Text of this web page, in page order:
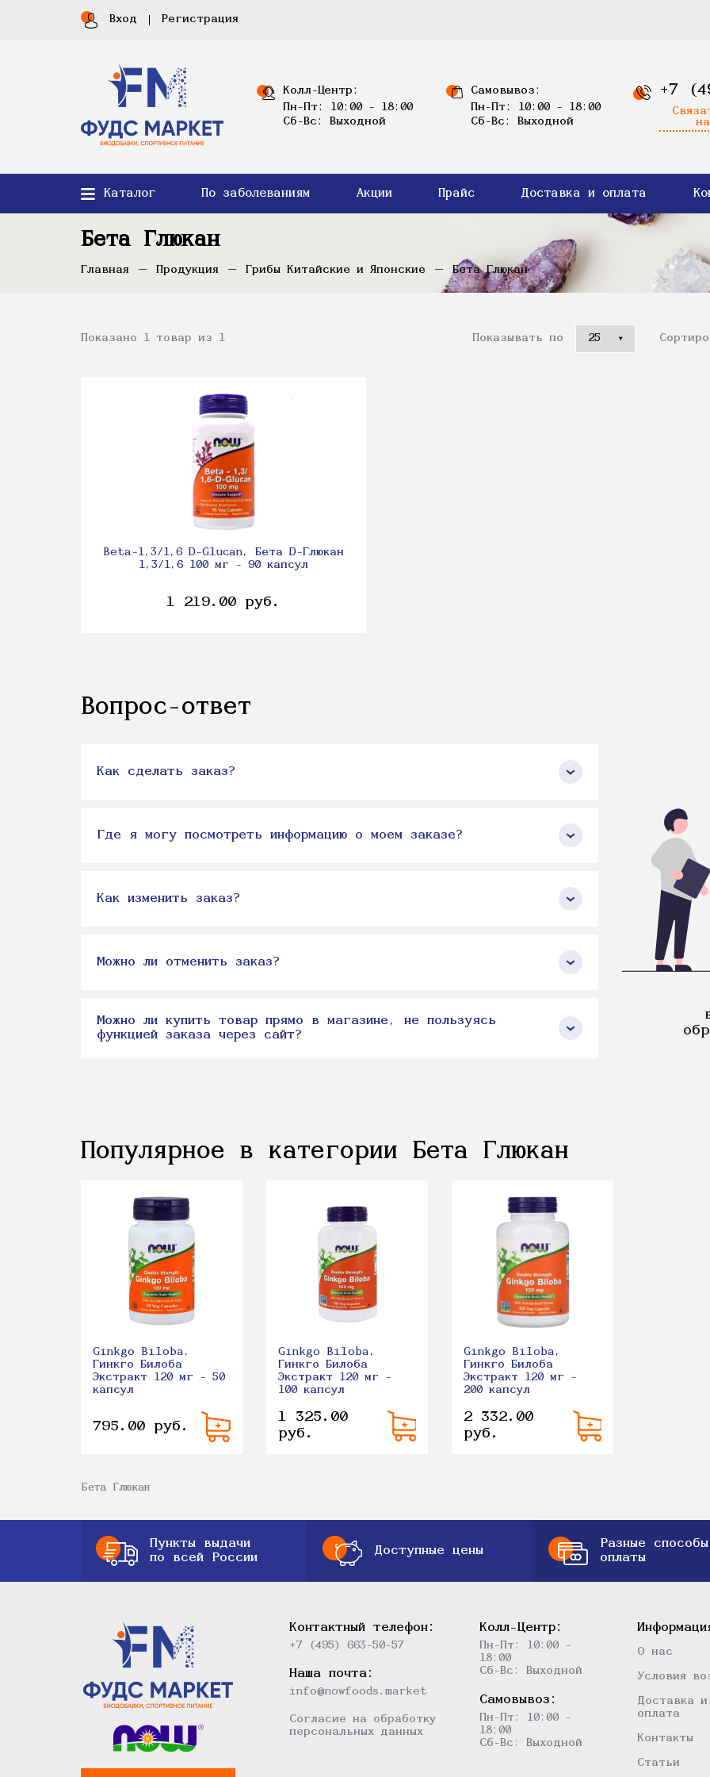
Вход Регистрация
Колл-Центр:
Пн-Пт: 10:00 - 18:00
Сб-Вс: Выходной
Самовывоз:
Пн-Пт: 10:00 - 18:00
Сб-Вс: Выходной
+7
Каталог По заболеваниям Акции Прайс Доставка и оплата
Бета Глюкан
Главная Продукция Грибы Китайские и Японские Бета Глюкан
Показано 1 товар из 1 Показывать по
Beta-1,3/1,6 D-Glucan, Бета D-Глюкан
1,3/1,6 100 мг - 90 капсул
1 219.00 руб.
Вопрос-ответ
Как сделать заказ?
Где я могу посмотреть информацию о моем заказе?
Как изменить заказ?
Можно ли отменить заказ?
Можно ли купить товар прямо в магазине, не пользуясь
функцией заказа через сайт?
Популярное в категории Бета Глюкан
Ginkgo Biloba,
Гинкго Билоба
Экстракт 120 мг - 50
капсул
795.00 руб.
Ginkgo Biloba,
Гинкго Билоба
Экстракт 120 мг -
100 капсул
1 325.00
руб.
Ginkgo Biloba,
Гинкго Билоба
Экстракт 120 мг -
200 капсул
2 332.00
руб.
Бета Глюкан
Пункты выдачи
по всей России
Доступные цены
Разные способы
оплаты
Контактный телефон:
+7 (495) 663-50-57
Наша почта:
info@nowfoods.market
Согласие на обработку
персональных данных
Колл-Центр:
Пн-Пт: 10:00 -
18:00
Сб-Вс: Выходной
Самовывоз:
Пн-Пт: 10:00 -
18:00
Сб-Вс: Выходной
О нас
Условия
Доставка и
оплата
Контакты
Статьи